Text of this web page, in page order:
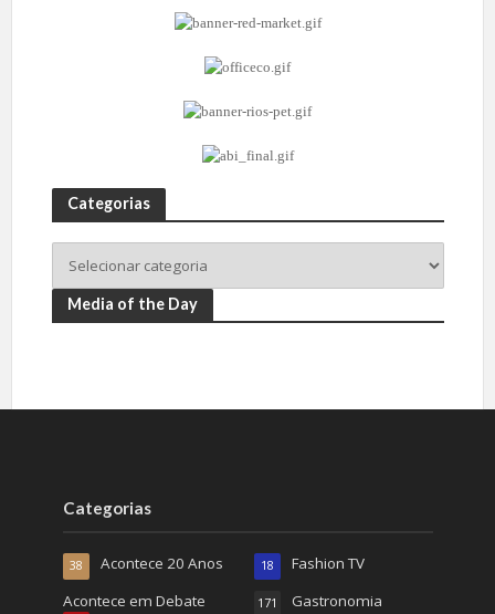
Categorias
Media of the Day
Categorias
Acontece 20 Anos
38
Acontece em Debate
Fashion TV
18
Gastronomia
171